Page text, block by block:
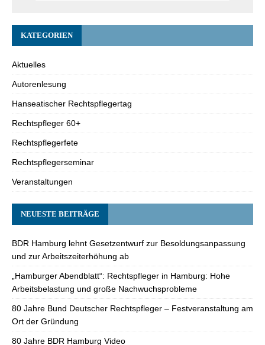
KATEGORIEN
Aktuelles
Autorenlesung
Hanseatischer Rechtspflegertag
Rechtspfleger 60+
Rechtspflegerfete
Rechtspflegerseminar
Veranstaltungen
NEUESTE BEITRÄGE
BDR Hamburg lehnt Gesetzentwurf zur Besoldungsanpassung
und zur Arbeitszeiterhöhung ab
„Hamburger Abendblatt“: Rechtspfleger in Hamburg: Hohe
Arbeitsbelastung und große Nachwuchsprobleme
80 Jahre Bund Deutscher Rechtspfleger – Festveranstaltung am
Ort der Gründung
80 Jahre BDR Hamburg Video